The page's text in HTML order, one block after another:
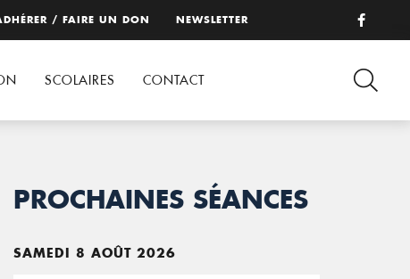
/ FAIRE UN DON NEWSLETTER
SCOLAIRES CONTACT
PROCHAINES SÉANCES
SAMEDI 8 AOÛT 2026